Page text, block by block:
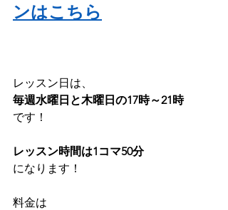
ンはこちら
レッスン日は、
毎週水曜日と木曜日の17時～21時
です！
レッスン時間は1コマ50分
になります！
料金は